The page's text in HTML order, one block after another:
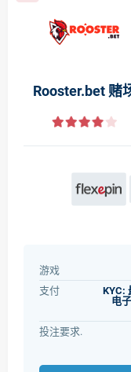
Rooster.bet 赌
游戏
支付
KYC:
电
投注要求.